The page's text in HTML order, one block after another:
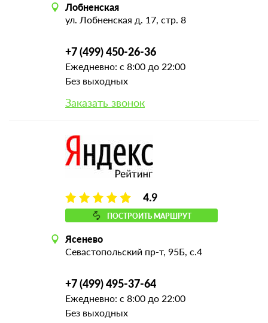
Лобненская
ул. Лобненская д. 17, стр. 8
+7 (499) 450-26-36
Ежедневно: с 8:00 до 22:00
Без выходных
Заказать звонок
4.9
ПОСТРОИТЬ МАРШРУТ
Ясенево
Севастопольский пр-т, 95Б, с.4
+7 (499) 495-37-64
Ежедневно: с 8:00 до 22:00
Без выходных